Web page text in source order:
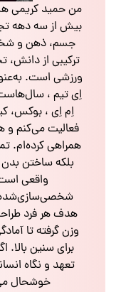
من حمید کریمی
بیش از سه دهه
جسم، ذهن و
ترکیبی از دانش،
ورزشی است.
اِی تیم ،
اِم اِی ، بوکس،
فعالیت می‌کنم و
همراهی کرده‌ام.
بلکه ساختن
واقعی
شخصی‌سازی‌شده
هدف هر فرد
وزن گرفته تا
برای سنین بالا.
تعهد و نگاه
خوشحال